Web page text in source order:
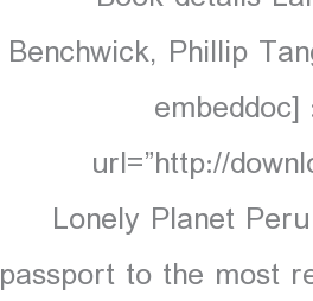
Benchwick, Phillip
colour, 71 maps دانلود و مشاهده صفحات ابتدایی : [embeddoc
url=”http://
contents.unlocked.pdf” download=”all”]
passport to the most